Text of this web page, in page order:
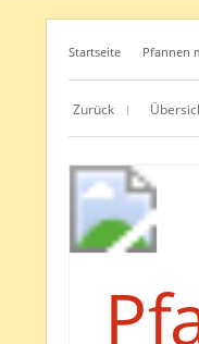
Startseite Pfannen
Zurück |